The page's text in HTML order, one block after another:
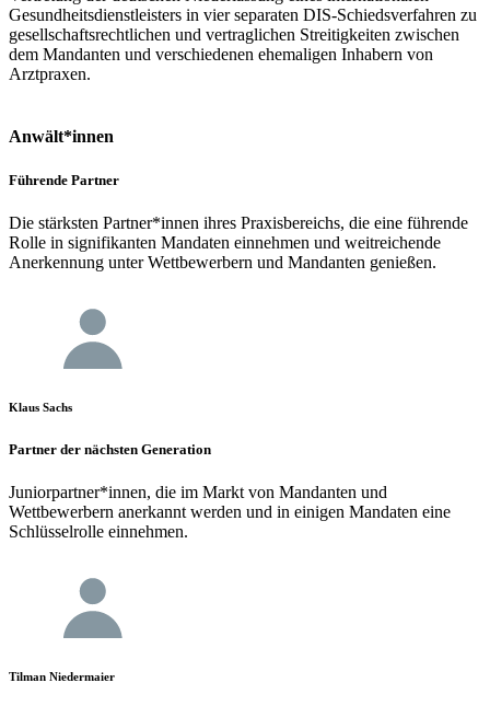
Gesundheitsdienstleisters in vier separaten DIS-Schiedsverfahren zu
gesellschaftsrechtlichen und vertraglichen Streitigkeiten zwischen
dem Mandanten und verschiedenen ehemaligen Inhabern von
Arztpraxen.
Anwält*innen
Führende Partner
Die stärksten Partner*innen ihres Praxisbereichs, die eine führende
Rolle in signifikanten Mandaten einnehmen und weitreichende
Anerkennung unter Wettbewerbern und Mandanten genießen.
Klaus Sachs
Partner der nächsten Generation
Juniorpartner*innen, die im Markt von Mandanten und
Wettbewerbern anerkannt werden und in einigen Mandaten eine
Schlüsselrolle einnehmen.
Tilman Niedermaier